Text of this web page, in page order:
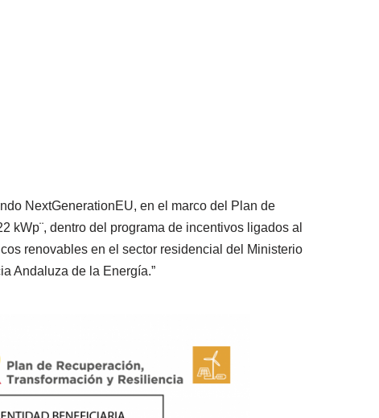
NextGenerationEU, en el marco del Plan de
kWp¨, dentro del programa de incentivos ligados al
renovables en el sector residencial del Ministerio
Andaluza de la Energía.”